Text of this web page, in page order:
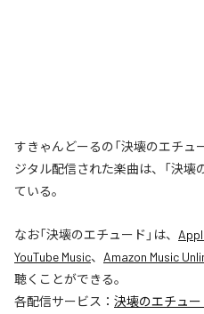
すきゃんどーるの「決壊のエチュ
ジタル配信された楽曲は、「決壊
ている。
なお「決壊のエチュード 」は、
YouTube Music、 Amazon Music
聴くことができる。
各配信サービス： 決壊のエチュー